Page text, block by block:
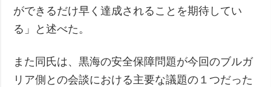
ができるだけ早く達成されることを期待してい
る」と述べた。
また同氏は、黒海の安全保障問題が今回のブルガ
リア側との会談における主要な議題の１つだった